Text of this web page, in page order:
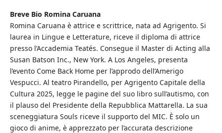
Breve Bio Romina Caruana
Romina Caruana è attrice e scrittrice, nata ad Agrigento. Si
laurea in Lingue e Letterature, riceve il diploma di attrice
presso l’Accademia Teatés. Consegue il Master di Acting alla
Susan Batson Inc., New York. A Los Angeles, presenta
l’evento Come Back Home per l’approdo dell’Amerigo
Vespucci. Al teatro Pirandello, per Agrigento Capitale della
Cultura 2025, legge le pagine del suo libro sull’autismo, con
il plauso del Presidente della Repubblica Mattarella. La sua
sceneggiatura Souls riceve il supporto del MIC. È solo un
gioco di anime, è apprezzato per l’accurata descrizione